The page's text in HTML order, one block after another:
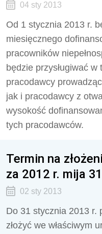
04 sty 2013
Od 1 stycznia 2013 r.
miesięcznego
pracowników
będzie przysługiwać
pracodawcy
jak i pracodawcy z
wysokość
tych pracodawców.
Termin na
za 2012 r. mija
02 sty 2013
Do 31 stycznia 2013 r.
złożyć we właściwym